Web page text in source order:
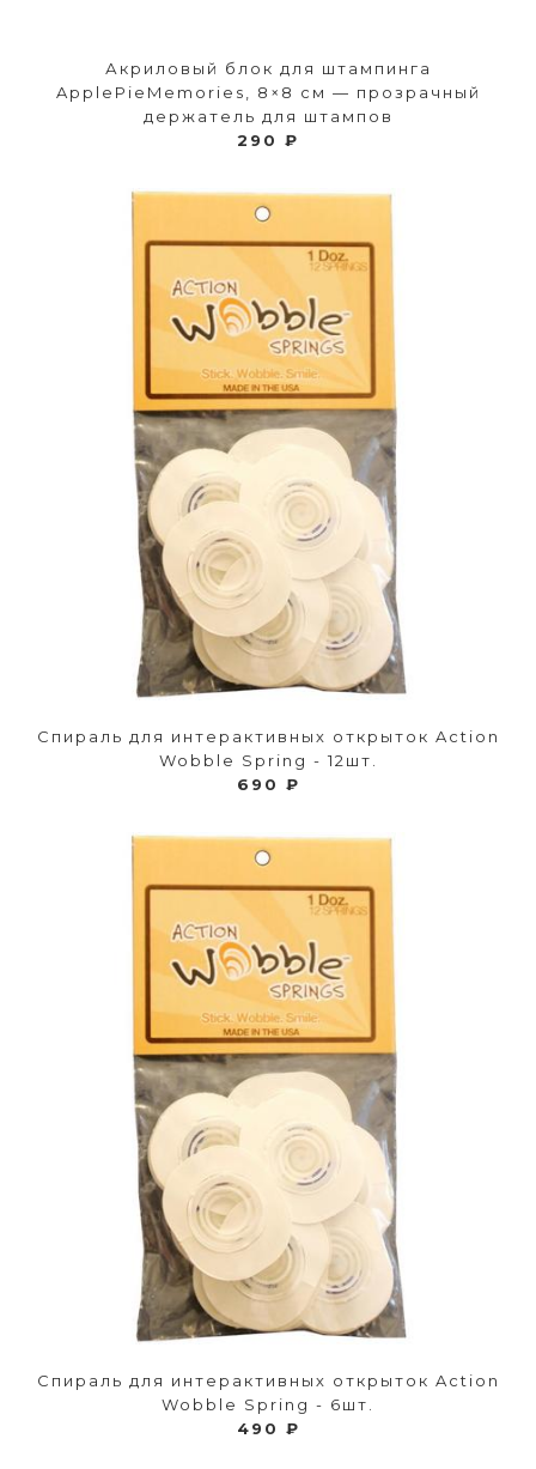
Акриловый блок для штампинга
ApplePieMemories, 8×8 см — прозрачный
держатель для штампов
290 ₽
Спираль для интерактивных открыток Action
Wobble Spring - 12шт.
690 ₽
Спираль для интерактивных открыток Action
Wobble Spring - 6шт.
490 ₽